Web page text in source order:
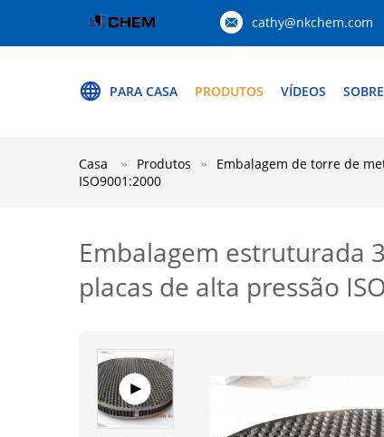
cathy@nkchem.com
PARA CASA PRODUTOS VÍDEOS
Casa Produtos Embalagem de torre de
ISO9001:2000
Embalagem estruturada
placas de alta pressão